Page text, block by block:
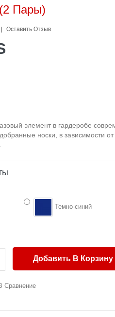
Пары)
Оставить Отзыв
элемент в гардеробе
носки, в зависимости от
Темно-синий
Добавить В Корзину
Сравнение